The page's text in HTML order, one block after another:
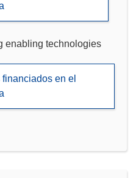
enabling technologies
en el